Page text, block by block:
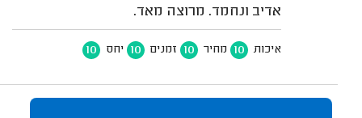
אדיב ונחמד. מרוצה מאד.
איכות 10 מחיר 10 זמנים 10 יחס 10